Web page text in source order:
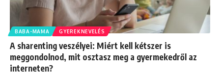
BABA-MAMA GYEREKNEVELÉS
A sharenting veszélyei: Miért kell kétszer is
meggondolnod, mit osztasz meg a gyermekedről az
interneten?